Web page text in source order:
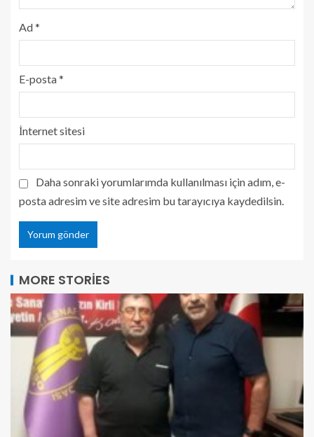
Ad*
E-posta*
İnternet sitesi
Daha sonraki yorumlarımda kullanılması için adım, e-
posta adresim ve site adresim bu tarayıcıya kaydedilsin.
MORE STORIES